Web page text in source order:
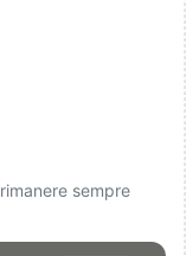
sempre